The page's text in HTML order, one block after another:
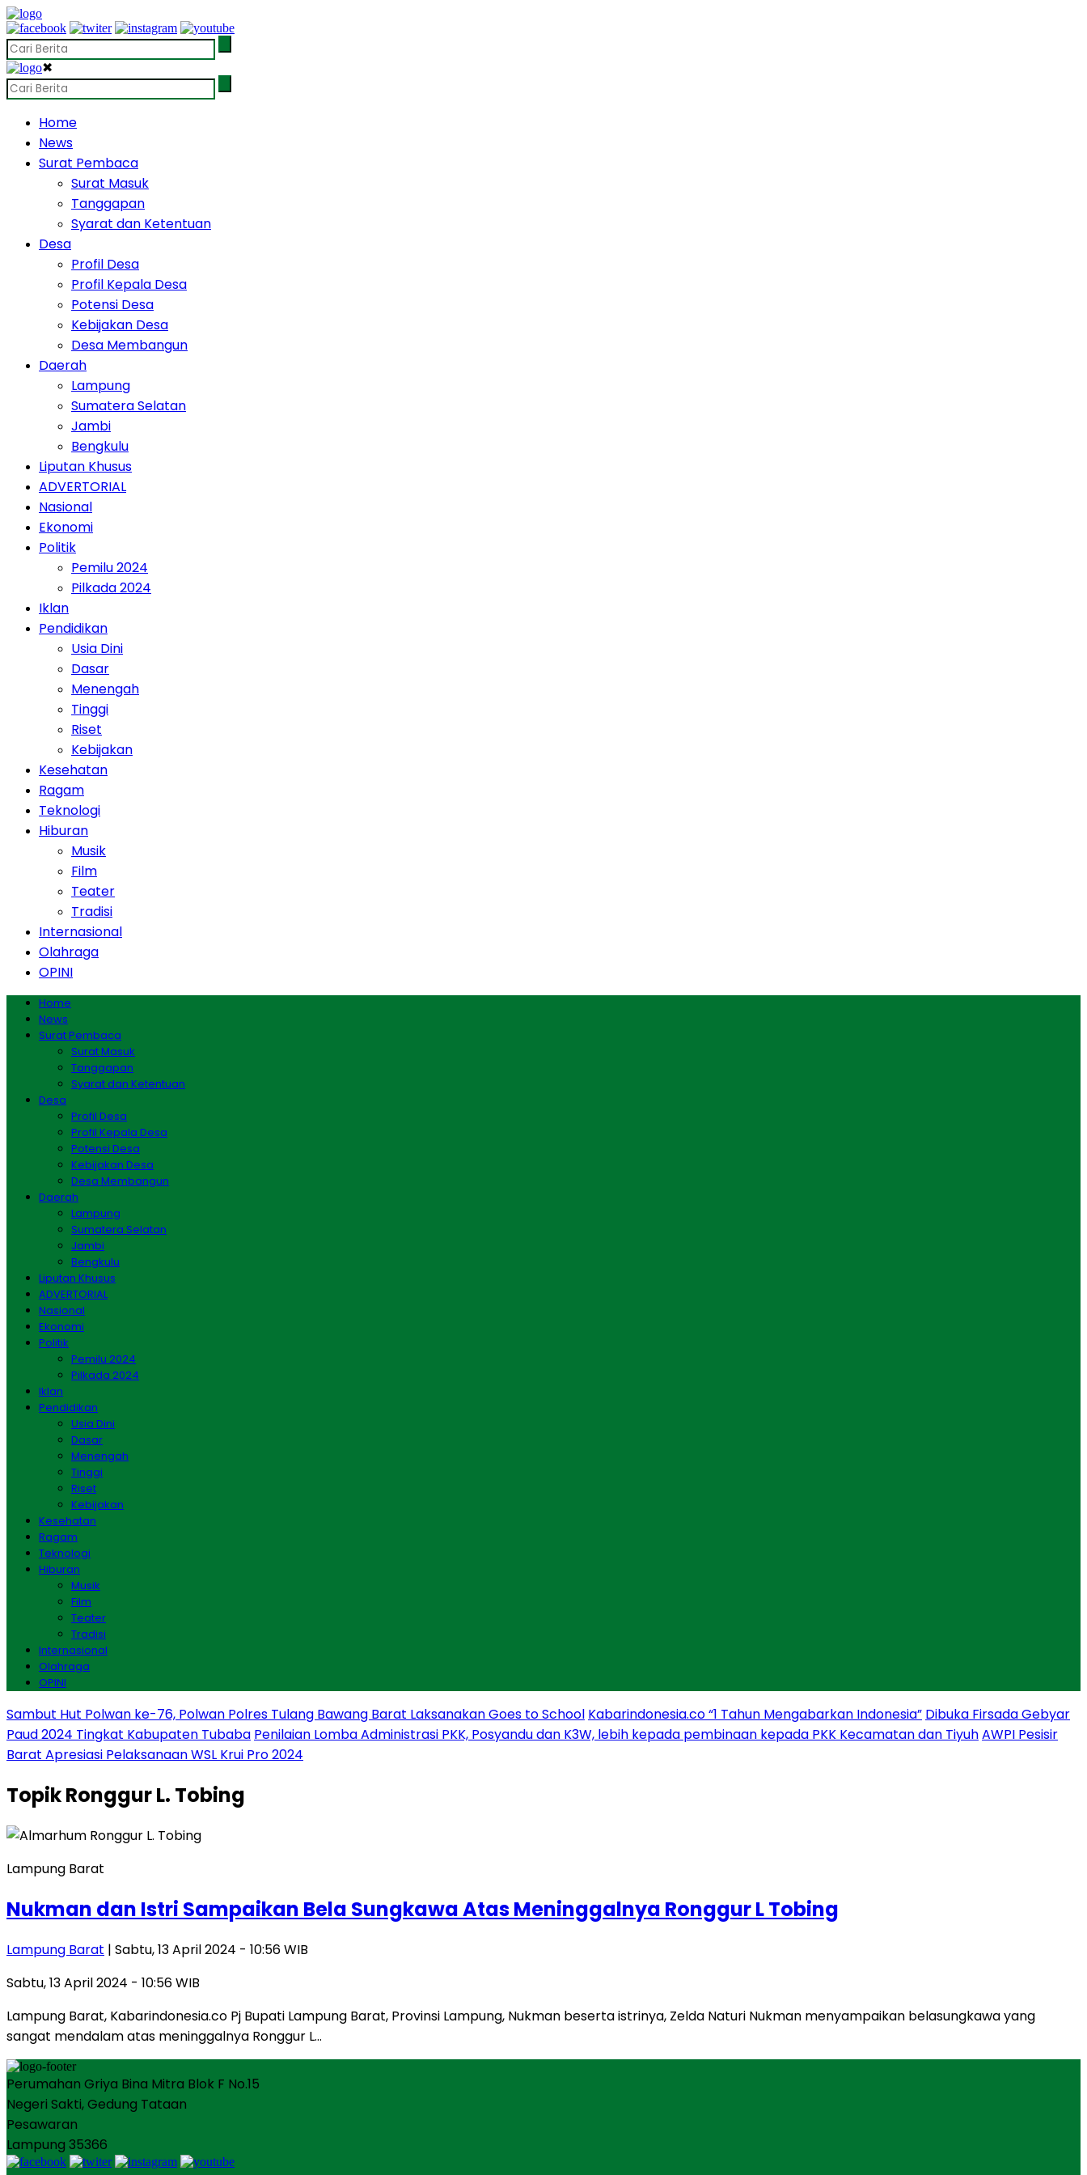
✖
Home
News
Surat Pembaca
Surat Masuk
Tanggapan
Syarat dan Ketentuan
Desa
Profil Desa
Profil Kepala Desa
Potensi Desa
Kebijakan Desa
Desa Membangun
Daerah
Lampung
Sumatera Selatan
Jambi
Bengkulu
Liputan Khusus
ADVERTORIAL
Nasional
Ekonomi
Politik
Pemilu 2024
Pilkada 2024
Iklan
Pendidikan
Usia Dini
Dasar
Menengah
Tinggi
Riset
Kebijakan
Kesehatan
Ragam
Teknologi
Hiburan
Musik
Film
Teater
Tradisi
Internasional
Olahraga
OPINI
Home
News
Surat Pembaca
Surat Masuk
Tanggapan
Syarat dan Ketentuan
Desa
Profil Desa
Profil Kepala Desa
Potensi Desa
Kebijakan Desa
Desa Membangun
Daerah
Lampung
Sumatera Selatan
Jambi
Bengkulu
Liputan Khusus
ADVERTORIAL
Nasional
Ekonomi
Politik
Pemilu 2024
Pilkada 2024
Iklan
Pendidikan
Usia Dini
Dasar
Menengah
Tinggi
Riset
Kebijakan
Kesehatan
Ragam
Teknologi
Hiburan
Musik
Film
Teater
Tradisi
Internasional
Olahraga
OPINI
Sambut Hut Polwan ke-76, Polwan Polres Tulang Bawang Barat Laksanakan Goes to School Kabarindonesia.co “1 Tahun Mengabarkan Indonesia” Dibuka Firsada Gebyar
Paud 2024 Tingkat Kabupaten Tubaba Penilaian Lomba Administrasi PKK, Posyandu dan K3W, lebih kepada pembinaan kepada PKK Kecamatan dan TiyuhAWPI Pesisir
Barat Apresiasi Pelaksanaan WSL Krui Pro 2024
TopikRonggur L. Tobing
Lampung Barat
Nukman dan Istri Sampaikan Bela Sungkawa Atas Meninggalnya Ronggur L Tobing
Lampung Barat | Sabtu, 13 April 2024 - 10:56 WIB
Sabtu, 13 April 2024 - 10:56 WIB
Lampung Barat, Kabarindonesia.co Pj Bupati Lampung Barat, Provinsi Lampung, Nukman beserta istrinya, Zelda Naturi Nukman menyampaikan belasungkawa yang
sangat mendalam atas meninggalnya Ronggur L…
Perumahan Griya Bina Mitra Blok F No.15
Negeri Sakti, Gedung Tataan
Pesawaran
Lampung 35366